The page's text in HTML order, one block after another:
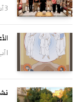
3 آب 2026
1 آب 2026